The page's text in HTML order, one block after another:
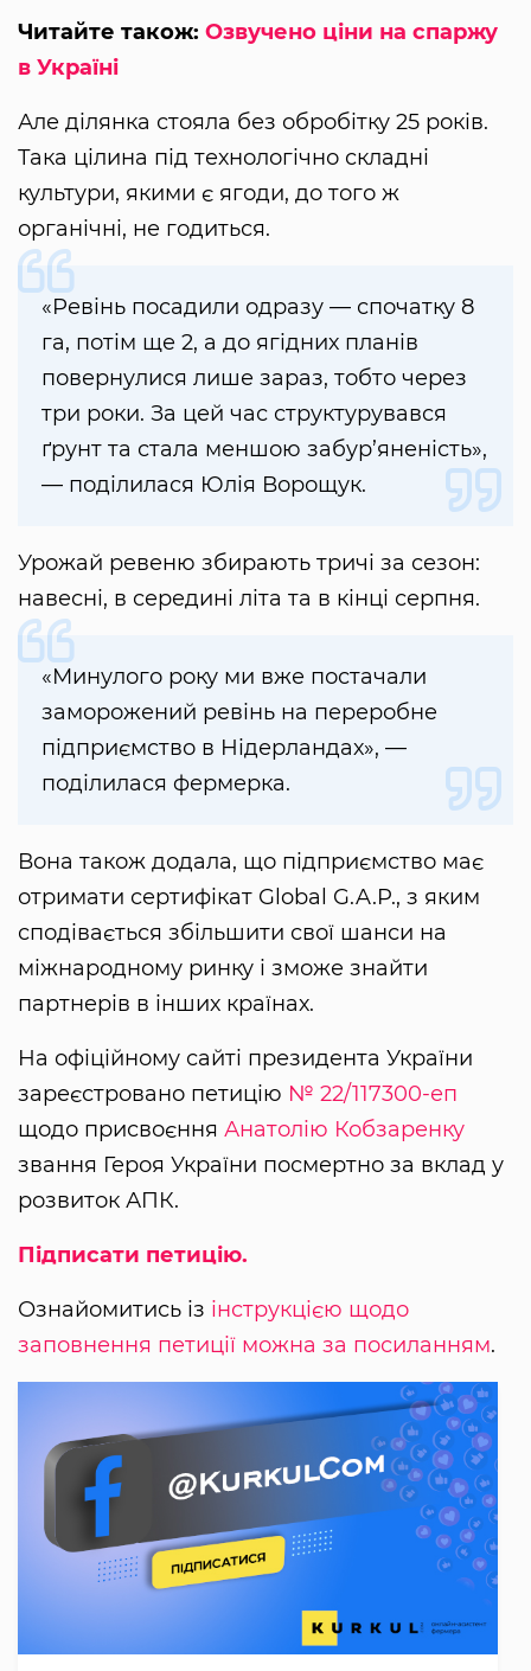
Читайте також: Озвучено ціни на спаржу
в Україні
Але ділянка стояла без обробітку 25 років.
Така цілина під технологічно складні
культури, якими є ягоди, до того ж
органічні, не годиться.
«Ревінь посадили одразу — спочатку 8
га, потім ще 2, а до ягідних планів
повернулися лише зараз, тобто через
три роки. За цей час структурувався
ґрунт та стала меншою забур’яненість»,
— поділилася Юлія Ворощук.
Урожай ревеню збирають тричі за сезон:
навесні, в середині літа та в кінці серпня.
«Минулого року ми вже постачали
заморожений ревінь на переробне
підприємство в Нідерландах», —
поділилася фермерка.
Вона також додала, що підприємство має
отримати сертифікат Global G.A.P., з яким
сподівається збільшити свої шанси на
міжнародному ринку і зможе знайти
партнерів в інших країнах.
На офіційному сайті президента України
зареєстровано петицію № 22/117300-еп
щодо присвоєння Анатолію Кобзаренку
звання Героя України посмертно за вклад у
розвиток АПК.
Підписати петицію.
Ознайомитись із інструкцією щодо
заповнення петиції можна за посиланням.